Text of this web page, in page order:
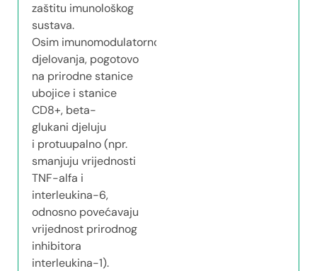
zaštitu imunološkog
sustava.
Osim imunomodulatornog
djelovanja, pogotovo
na prirodne stanice
ubojice i stanice
CD8+, beta-
glukani djeluju
i protuupalno (npr.
smanjuju vrijednosti
TNF-alfa i
interleukina-6,
odnosno povećavaju
vrijednost prirodnog
inhibitora
interleukina-1).